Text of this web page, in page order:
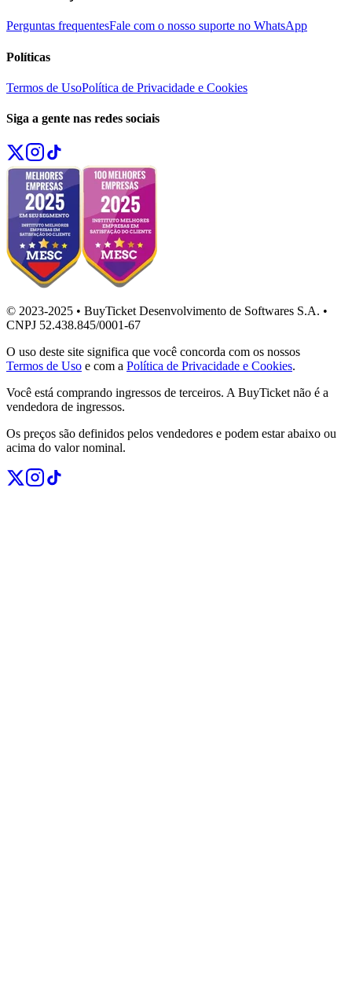
Perguntas frequentesFale com o nosso suporte no WhatsApp
Políticas
Termos de UsoPolítica de Privacidade e Cookies
Siga a gente nas redes sociais
© 2023-2025 • BuyTicket Desenvolvimento de Softwares S.A. •
CNPJ 52.438.845/0001-67
O uso deste site significa que você concorda com os nossos
Termos de Uso e com a Política de Privacidade e Cookies.
Você está comprando ingressos de terceiros. A BuyTicket não é a
vendedora de ingressos.
Os preços são definidos pelos vendedores e podem estar abaixo ou
acima do valor nominal.